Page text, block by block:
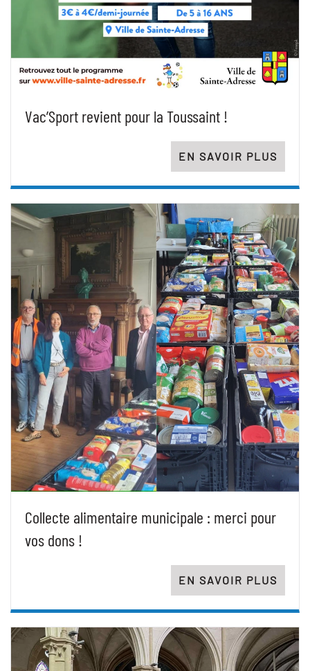
Vac’Sport revient pour la Toussaint !
EN SAVOIR PLUS
Collecte alimentaire municipale : merci pour
vos dons !
EN SAVOIR PLUS